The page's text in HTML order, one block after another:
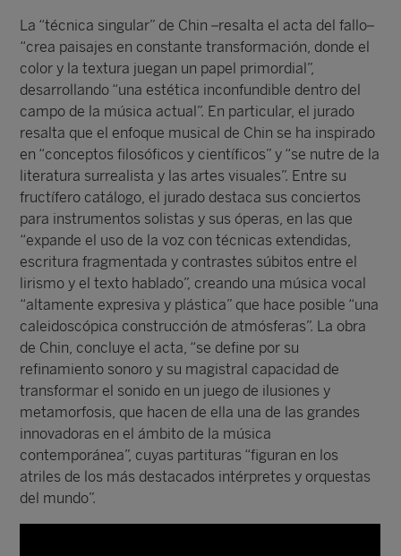
La “técnica singular” de Chin –resalta el acta del fallo–
“crea paisajes en constante transformación, donde el
color y la textura juegan un papel primordial”,
desarrollando “una estética inconfundible dentro del
campo de la música actual”. En particular, el jurado
resalta que el enfoque musical de Chin se ha inspirado
en “conceptos filosóficos y científicos” y “se nutre de la
literatura surrealista y las artes visuales”. Entre su
fructífero catálogo, el jurado destaca sus conciertos
para instrumentos solistas y sus óperas, en las que
“expande el uso de la voz con técnicas extendidas,
escritura fragmentada y contrastes súbitos entre el
lirismo y el texto hablado”, creando una música vocal
“altamente expresiva y plástica” que hace posible “una
caleidoscópica construcción de atmósferas”. La obra
de Chin, concluye el acta, “se define por su
refinamiento sonoro y su magistral capacidad de
transformar el sonido en un juego de ilusiones y
metamorfosis, que hacen de ella una de las grandes
innovadoras en el ámbito de la música
contemporánea”, cuyas partituras “figuran en los
atriles de los más destacados intérpretes y orquestas
del mundo”.